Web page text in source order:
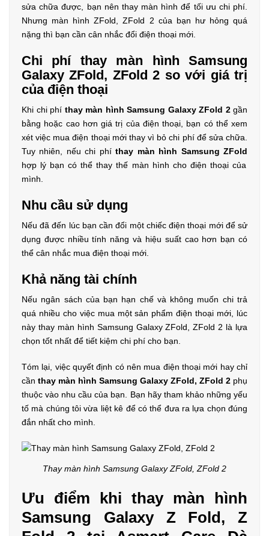
sửa chữa được, bạn nên thay màn hình để tối ưu chi phí.
Nhưng màn hình ZFold, ZFold 2 của bạn hư hỏng quá
nặng thì bạn cần cân nhắc đổi điện thoại mới.
Chi phí thay màn hình Samsung
Galaxy ZFold, ZFold 2 so với giá trị
của điện thoại
Khi chi phí thay màn hình Samsung Galaxy ZFold 2gần
bằng hoặc cao hơn giá trị của điện thoại, bạn có thể xem
xét việc mua điện thoại mới thay vì bỏ chi phí để sửa chữa.
Tuy nhiên, nếu chi phíthay màn hình Samsung ZFold
hợp lý bạn có thể thay thế màn hình cho điện thoại của
mình.
Nhu cầu sử dụng
Nếu đã đến lúc bạn cần đổi một chiếc điện thoại mới để sử
dụng được nhiều tính năng và hiệu suất cao hơn bạn có
thể cân nhắc mua điện thoại mới.
Khả năng tài chính
Nếu ngân sách của bạn hạn chế và không muốn chi trả
quá nhiều cho việc mua một sản phẩm điện thoại mới, lúc
này thay màn hình Samsung Galaxy ZFold, ZFold 2 là lựa
chọn tốt nhất để tiết kiệm chi phí cho bạn.
Tóm lại, việc quyết định có nên mua điện thoại mới hay chỉ
cần thay màn hình Samsung Galaxy ZFold, ZFold 2 phụ
thuộc vào nhu cầu của bạn. Bạn hãy tham khảo những yếu
tố mà chúng tôi vừa liệt kê để có thể đưa ra lựa chọn đúng
đắn nhất cho mình.
Thay màn hình Samsung Galaxy ZFold, ZFold 2
Ưu điểm khi thay màn hình
Samsung Galaxy Z Fold, Z